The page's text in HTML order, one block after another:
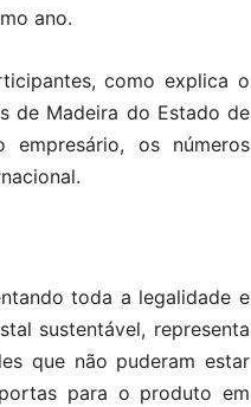
ano.
como explica o
de Madeira do Estado de
os números
toda a legalidade e
sustentável, representa
que não puderam estar
para o produto em